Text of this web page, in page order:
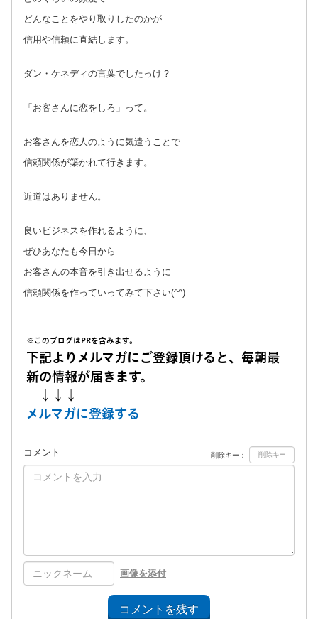
どんなことをやり取りしたのかが
信用や信頼に直結します。
ダン・ケネディの言葉でしたっけ？
「お客さんに恋をしろ」って。
お客さんを恋人のように気遣うことで
信頼関係が築かれて行きます。
近道はありません。
良いビジネスを作れるように、
ぜひあなたも今日から
お客さんの本音を引き出せるように
信頼関係を作っていってみて下さい(^^)
※このブログはPRを含みます。
下記よりメルマガにご登録頂けると、毎朝最
新の情報が届きます。
↓↓↓
メルマガに登録する
コメント 削除キー：
画像を添付
コメントを残す